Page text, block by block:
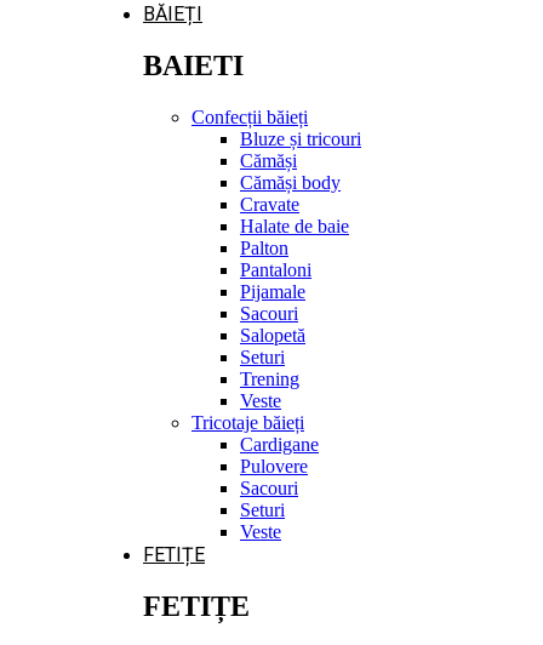
BĂIEȚI
BAIETI
Confecții băieți
Bluze și tricouri
Cămăși
Cămăși body
Cravate
Halate de baie
Palton
Pantaloni
Pijamale
Sacouri
Salopetă
Seturi
Trening
Veste
Tricotaje băieți
Cardigane
Pulovere
Sacouri
Seturi
Veste
FETIȚE
FETIȚE